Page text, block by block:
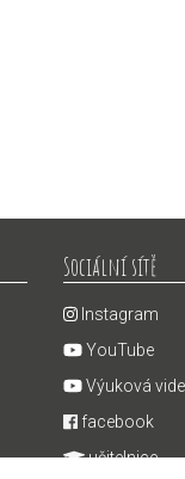
Sociální sítě
Instagram
YouTube
Výuková
facebook
učitelnice